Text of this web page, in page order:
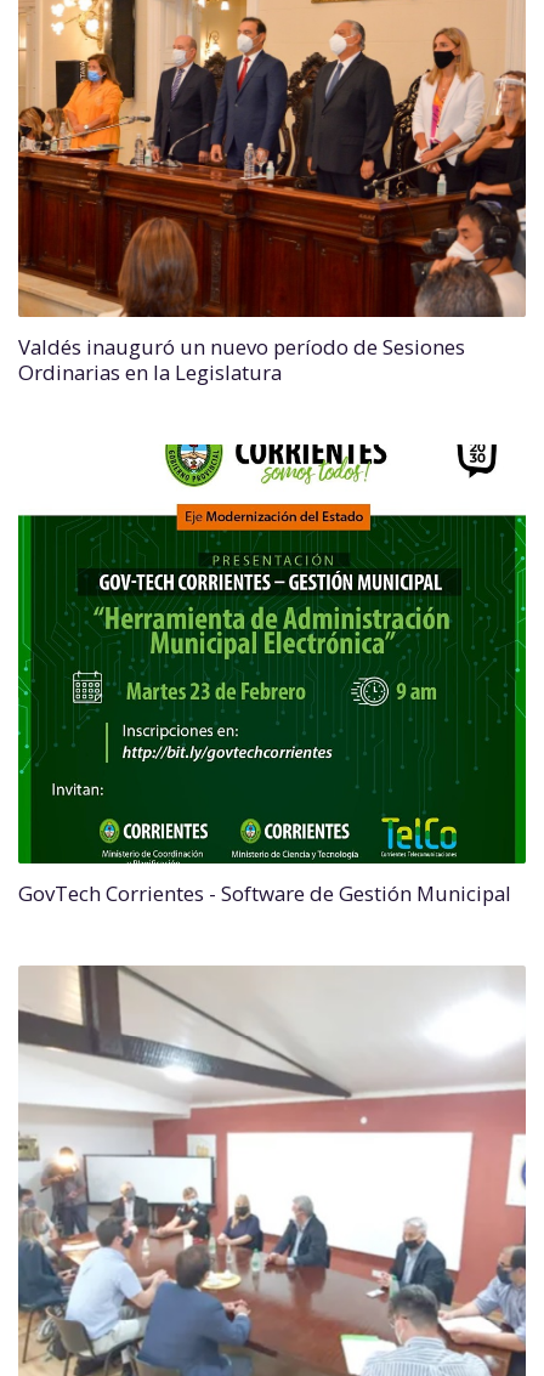
Valdés inauguró un nuevo período de Sesiones
Ordinarias en la Legislatura
GovTech Corrientes - Software de Gestión Municipal